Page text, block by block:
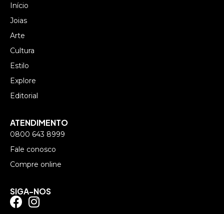
Início
Joias
Arte
Cultura
Estilo
Explore
Editorial
ATENDIMENTO
0800 643 8999
Fale conosco
Compre online
SIGA-NOS